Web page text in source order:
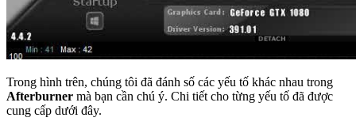
Trong hình trên, chúng tôi đã đánh số các yếu tố khác nhau trong
Afterburner mà bạn cần chú ý. Chi tiết cho từng yếu tố đã được
cung cấp dưới đây.